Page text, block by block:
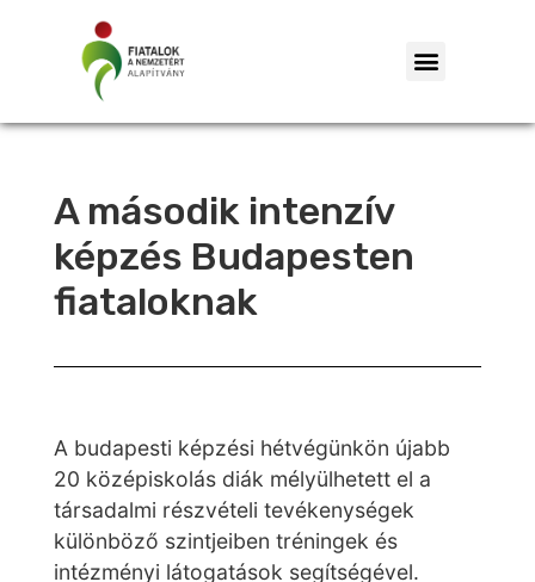
A második intenzív
képzés Budapesten
fiataloknak
A budapesti képzési hétvégünkön újabb
20 középiskolás diák mélyülhetett el a
társadalmi részvételi tevékenységek
különböző szintjeiben tréningek és
intézményi látogatások segítségével.